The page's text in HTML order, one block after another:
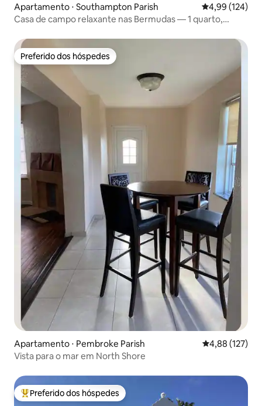
Apartamento ⋅ Southampton Parish 4,99 de uma
4,99 (124)
Casa de campo relaxante nas Bermudas — 1 quarto,
Preferido dos hóspedes
Preferido dos hóspedes
Apartamento ⋅ Pembroke Parish 4,88 de uma
4,88 (127)
Vista para o mar em North Shore
Entre os melhores preferidos dos hóspedes
Preferido dos hóspedes